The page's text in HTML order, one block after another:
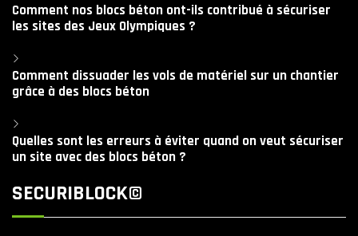
Comment nos blocs béton ont-ils contribué à sécuriser
les sites des Jeux Olympiques ?
Comment dissuader les vols de matériel sur un chantier
grâce à des blocs béton
Quelles sont les erreurs à éviter quand on veut sécuriser
un site avec des blocs béton ?
SECURIBLOCK©